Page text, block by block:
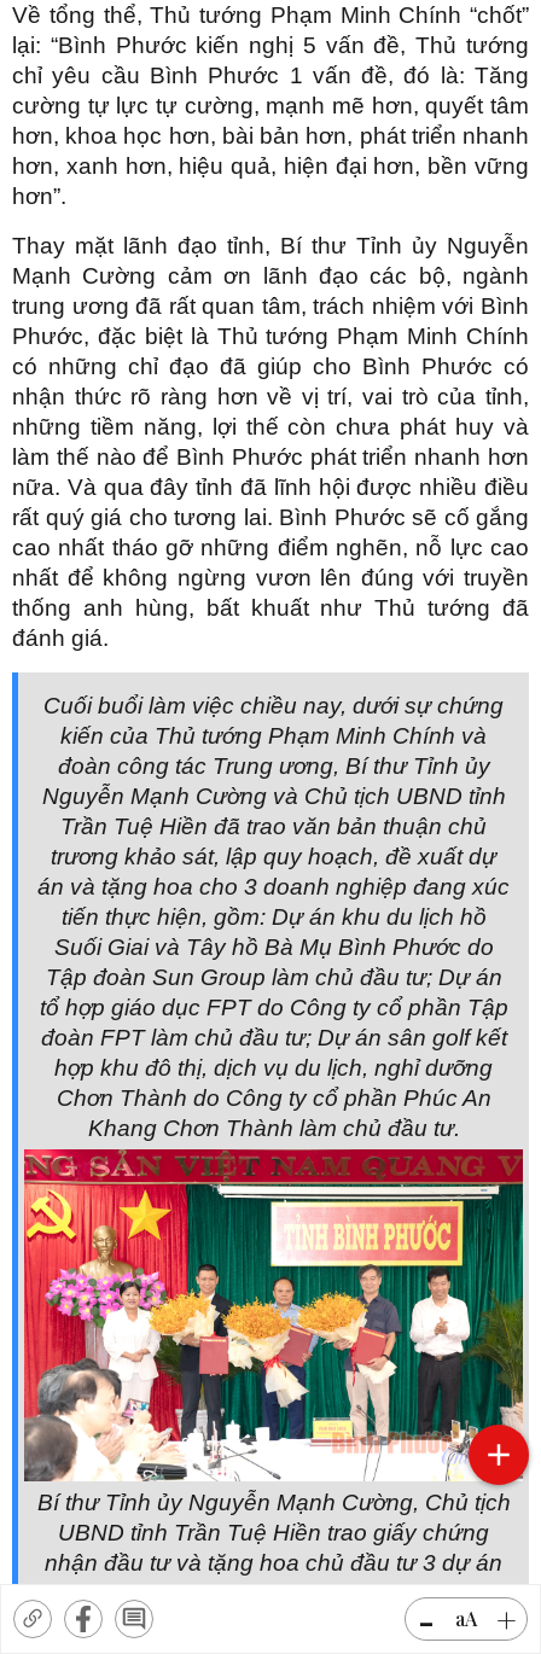
+
aA
-
Về tổng thể, Thủ tướng Phạm Minh Chính “chốt”
lại: “Bình Phước kiến nghị 5 vấn đề, Thủ tướng
chỉ yêu cầu Bình Phước 1 vấn đề, đó là: Tăng
cường tự lực tự cường, mạnh mẽ hơn, quyết tâm
hơn, khoa học hơn, bài bản hơn, phát triển nhanh
hơn, xanh hơn, hiệu quả, hiện đại hơn, bền vững
hơn”.
Thay mặt lãnh đạo tỉnh, Bí thư Tỉnh ủy Nguyễn
Mạnh Cường cảm ơn lãnh đạo các bộ, ngành
trung ương đã rất quan tâm, trách nhiệm với Bình
Phước, đặc biệt là Thủ tướng Phạm Minh Chính
có những chỉ đạo đã giúp cho Bình Phước có
nhận thức rõ ràng hơn về vị trí, vai trò của tỉnh,
những tiềm năng, lợi thế còn chưa phát huy và
làm thế nào để Bình Phước phát triển nhanh hơn
nữa. Và qua đây tỉnh đã lĩnh hội được nhiều điều
rất quý giá cho tương lai. Bình Phước sẽ cố gắng
cao nhất tháo gỡ những điểm nghẽn, nỗ lực cao
nhất để không ngừng vươn lên đúng với truyền
thống anh hùng, bất khuất như Thủ tướng đã
đánh giá.
Cuối buổi làm việc chiều nay, dưới sự chứng
kiến của Thủ tướng Phạm Minh Chính và
đoàn công tác Trung ương, Bí thư Tỉnh ủy
Nguyễn Mạnh Cường và Chủ tịch UBND tỉnh
Trần Tuệ Hiền đã trao văn bản thuận chủ
trương khảo sát, lập quy hoạch, đề xuất dự
án và tặng hoa cho 3 doanh nghiệp đang xúc
tiến thực hiện, gồm: Dự án khu du lịch hồ
Suối Giai và Tây hồ Bà Mụ Bình Phước do
Tập đoàn Sun Group làm chủ đầu tư; Dự án
tổ hợp giáo dục FPT do Công ty cổ phần Tập
đoàn FPT làm chủ đầu tư; Dự án sân golf kết
hợp khu đô thị, dịch vụ du lịch, nghỉ dưỡng
Chơn Thành do Công ty cổ phần Phúc An
Khang Chơn Thành làm chủ đầu tư.
Bí thư Tỉnh ủy Nguyễn Mạnh Cường, Chủ tịch
UBND tỉnh Trần Tuệ Hiền trao giấy chứng
nhận đầu tư và tặng hoa chủ đầu tư 3 dự án